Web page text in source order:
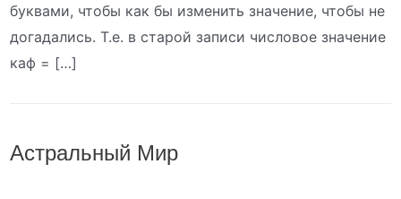
буквами, чтобы как бы изменить значение, чтобы не
догадались. Т.е. в старой записи числовое значение
каф = […]
Астральный Мир